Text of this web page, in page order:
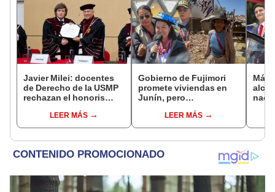
Javier Milei: docentes
de Derecho de la USMP
rechazan el honoris
presidente de Argentina
LEER MÁS
Gobierno de Fujimori
promete viviendas en
Junín, pero
se quejan por la lentitud
LEER MÁS
Más